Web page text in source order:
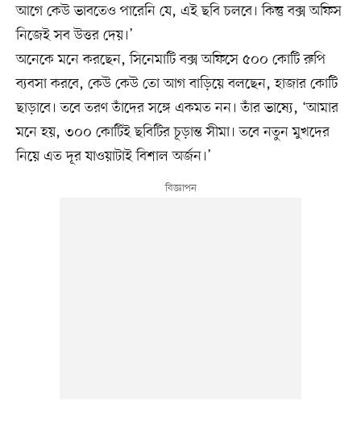
আগে কেউ ভাবতেও পারেনি যে, এই ছবি চলবে। কিন্তু বক্স অফিস
নিজেই সব উত্তর দেয়।’
অনেকে মনে করছেন, সিনেমাটি বক্স অফিসে ৫০০ কোটি রুপি
ব্যবসা করবে, কেউ কেউ তো আগ বাড়িয়ে বলছেন, হাজার কোটি
ছাড়াবে। তবে তরণ তাঁদের সঙ্গে একমত নন। তাঁর ভাষ্যে, ‘আমার
মনে হয়, ৩০০ কোটিই ছবিটির চূড়ান্ত সীমা। তবে নতুন মুখদের
নিয়ে এত দূর যাওয়াটাই বিশাল অর্জন।’